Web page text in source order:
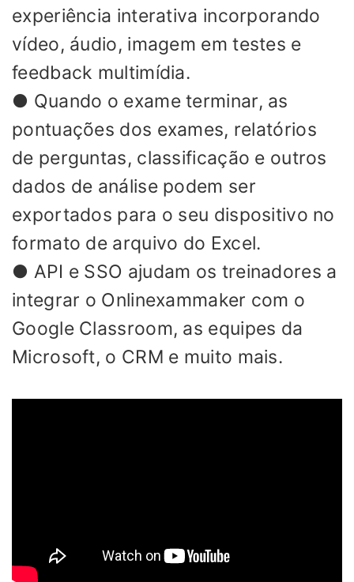
experiência interativa incorporando
vídeo, áudio, imagem em testes e
feedback multimídia.
● Quando o exame terminar, as
pontuações dos exames, relatórios
de perguntas, classificação e outros
dados de análise podem ser
exportados para o seu dispositivo no
formato de arquivo do Excel.
● API e SSO ajudam os treinadores a
integrar o Onlinexammaker com o
Google Classroom, as equipes da
Microsoft, o CRM e muito mais.